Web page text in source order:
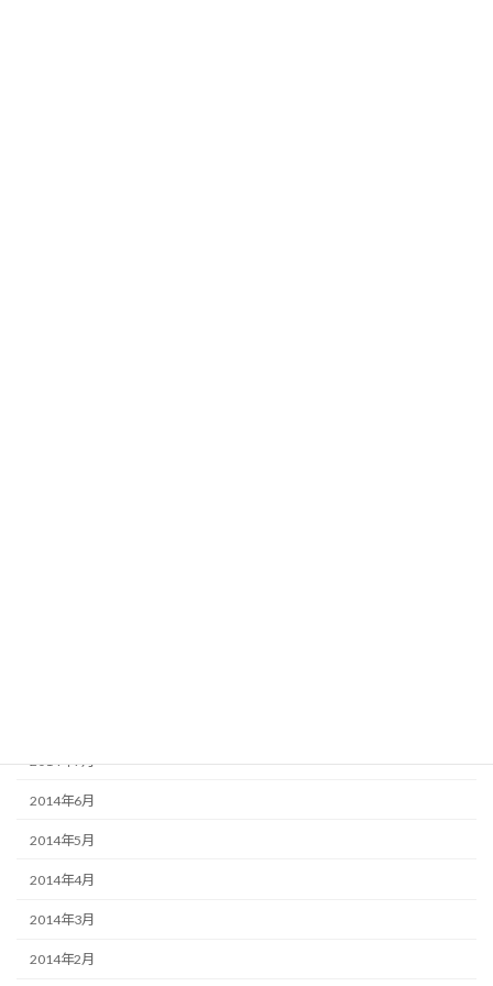
2014年7月
2014年6月
2014年5月
2014年4月
2014年3月
2014年2月